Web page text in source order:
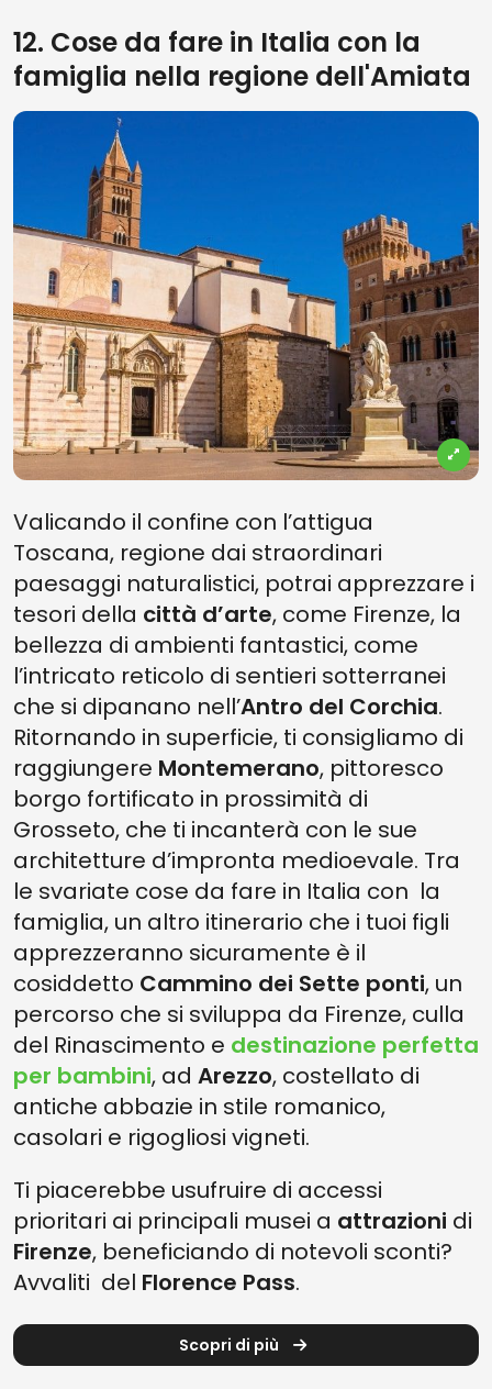
12. Cose da fare in Italia con la
famiglia nella regione dell'Amiata
Valicando il confine con l’attigua
Toscana, regione dai straordinari
paesaggi naturalistici, potrai apprezzare i
tesori della città d’arte, come Firenze, la
bellezza di ambienti fantastici, come
l’intricato reticolo di sentieri sotterranei
che si dipanano nell’Antro del Corchia.
Ritornando in superficie, ti consigliamo di
raggiungere Montemerano, pittoresco
borgo fortificato in prossimità di
Grosseto, che ti incanterà con le sue
architetture d’impronta medioevale. Tra
le svariate cose da fare in Italia con la
famiglia, un altro itinerario che i tuoi figli
apprezzeranno sicuramente è il
cosiddetto Cammino dei Sette ponti, un
percorso che si sviluppa da Firenze, culla
del Rinascimento e destinazione perfetta
per bambini, ad Arezzo, costellato di
antiche abbazie in stile romanico,
casolari e rigogliosi vigneti.
Ti piacerebbe usufruire di accessi
prioritari ai principali musei a attrazioni di
Firenze, beneficiando di notevoli sconti?
Avvaliti del Florence Pass.
Scopri di più